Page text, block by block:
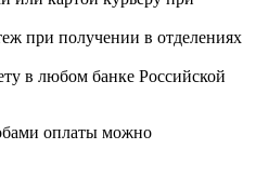
при получении в отделениях
в любом банке Российской
оплаты можно